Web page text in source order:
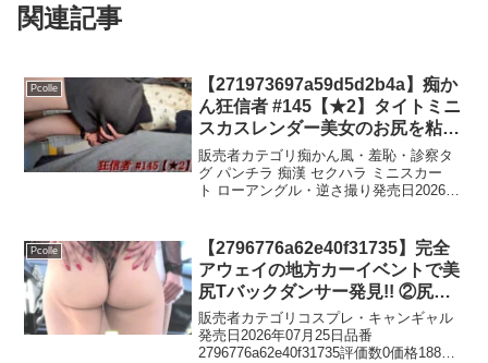
関連記事
Pcolle
【271973697a59d5d2b4a】痴か
ん狂信者 #145【★2】タイトミニ
スカスレンダー美女のお尻を粘着
お触り
販売者カテゴリ痴かん風・羞恥・診察タ
グ パンチラ 痴漢 セクハラ ミニスカー
ト ローアングル・逆さ撮り発売日2026年
末、遂に捕らえる...
Pcolle
【2796776a62e40f31735】完全
アウェイの地方カーイベントで美
尻Tバックダンサー発見!! ②尻フ
ェチ歓喜！待機中のお尻
販売者カテゴリコスプレ・キャンギャル
発売日2026年07月25日品番
2796776a62e40f31735評価数0価格188価